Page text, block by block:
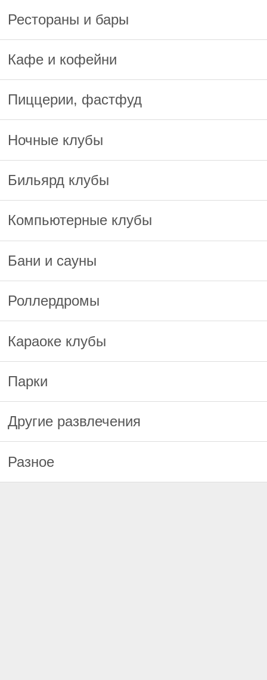
Рестораны и бары
Кафе и кофейни
Пиццерии, фастфуд
Ночные клубы
Бильярд клубы
Компьютерные клубы
Бани и сауны
Роллердромы
Караоке клубы
Парки
Другие развлечения
Разное